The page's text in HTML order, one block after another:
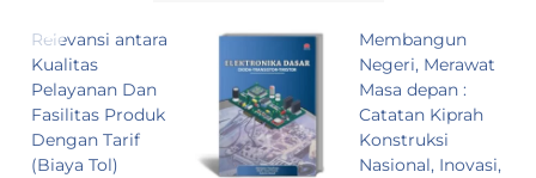
Relevansi antara
Kualitas
Pelayanan Dan
Fasilitas Produk
Dengan Tarif
(Biaya Tol)
Membangun
Negeri, Merawat
Masa depan :
Catatan Kiprah
Konstruksi
Nasional, Inovasi,